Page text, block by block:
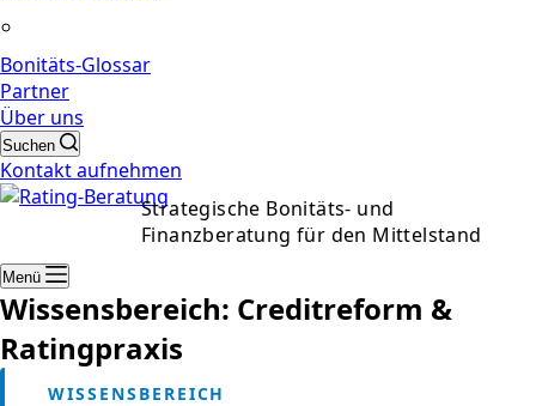
Bonitäts-Glossar
Partner
Über uns
Suchen
Kontakt aufnehmen
Strategische Bonitäts- und
Finanzberatung für den Mittelstand
Menü
Wissensbereich: Creditreform &
Ratingpraxis
WISSENSBEREICH